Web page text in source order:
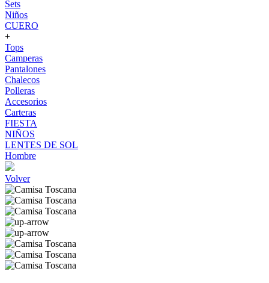
Sets
Niños
CUERO
+
Tops
Camperas
Pantalones
Chalecos
Polleras
Accesorios
Carteras
FIESTA
NIÑOS
LENTES DE SOL
Hombre
Volver